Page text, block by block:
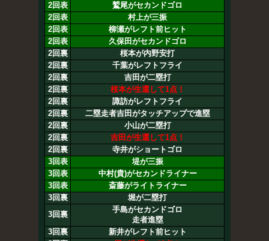
2回表
鷲尾がセカンドゴロ
2回表
村上が三振
2回表
柳瀬がレフト前ヒット
2回表
久保田がセカンドゴロ
2回裏
桜本が内野安打
2回裏
千葉がレフトフライ
2回裏
吉田が二塁打
2回裏
桜本が生還して1点！
2回裏
諏訪がレフトフライ
2回裏
二塁走者吉田がタッチアップで進塁
2回裏
小山が二塁打
2回裏
吉田が生還して1点！
2回裏
寺井がショートゴロ
3回表
堤が三振
3回表
中村(貴)がセカンドライナー
3回表
斎藤がライトライナー
3回裏
堀が二塁打
3回裏
手島がセカンドゴロ
走者進塁
3回裏
新井がレフト前ヒット